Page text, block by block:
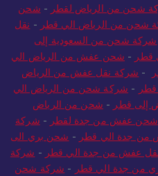
شحن من الرياض لقطر - شحن
شحن من الرياض الي قطر - نقل
شركة شحن من السعودية إلى
قطر - شحن عفش من الرياض الي
- شركة نقل عفش من الرياض
- شركة شحن من الرياض الي
إلى قطر - شحن من الرياض
شحن عفش من جدة لقطر - شركة
من جدة الي قطر - شحن بري الى
عفش من جدة الي قطر - شركة
من جدة الي قطر - شركة شحن